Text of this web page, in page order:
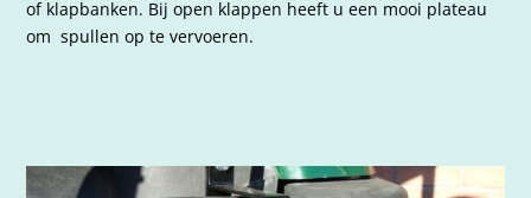
of klapbanken. Bij open klappen heeft u een mooi plateau
om spullen op te vervoeren.